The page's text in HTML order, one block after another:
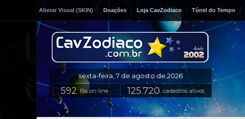
Alterar Visual (SKIN) Doações Loja CavZodiaco Túnel do Tempo
fãs on-line cadastros ativos